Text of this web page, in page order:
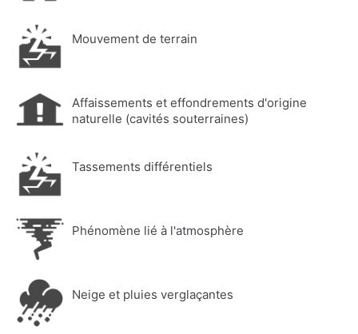
Mouvement de terrain
Affaissements et effondrements d'origine
naturelle (cavités souterraines)
Tassements différentiels
Phénomène lié à l'atmosphère
Neige et pluies verglaçantes